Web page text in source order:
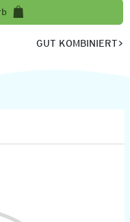
GUT KOMBINIERT